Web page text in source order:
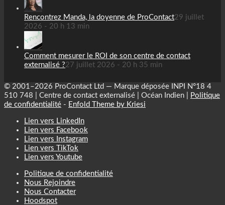
Rencontrez Manda, la doyenne de ProContact29 juillet
2026 - 20 h 13 min
Comment mesurer le ROI de son centre de contact
externalisé ?27 juillet 2026 - 20 h 35 min
© 2001–2026 ProContact Ltd — Marque déposée INPI N°18 4
510 748 | Centre de contact externalisé | Océan Indien |
Politique
de confidentialité - Enfold Theme by Kriesi
Lien vers LinkedIn
Lien vers Facebook
Lien vers Instagram
Lien vers TikTok
Lien vers Youtube
Politique de confidentialité
Nous Rejoindre
Nous Contacter
Hoodspot